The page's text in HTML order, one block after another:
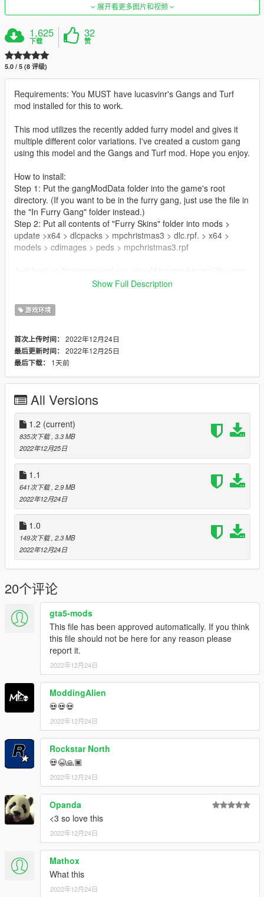
展开看更多图片和视频
1,625
下载
32
赞
5.0 / 5 (8 评级)
Requirements: You MUST have lucasvinr's Gangs and Turf
mod installed for this to work.
This mod utilizes the recently added furry model and gives it
multiple different color variations. I've created a custom gang
using this model and the Gangs and Turf mod. Hope you enjoy.
How to install:
Step 1: Put the gangModData folder into the game's root
directory. (If you want to be in the furry gang, just use the file in
the "In Furry Gang" folder instead.)
Step 2: Put all contents of "Furry Skins" folder into mods >
update >x64 > dlcpacks > mpchristmas3 > dlc.rpf. > x64 >
models > cdimages > peds > mpchristmas3.rpf
either join the furries or go against them, it's up to you to
Update 1.1: Added 6 new color variations
- Purple and Lime
- Pink and Teal
- Beige
- Light Blue
Update 1.2: Added 4 new color variations
- Oeange and Yellow
- Gold
- Green and Red
- Purple and Pink
Show Full Description
游戏环境
首次上传时间： 2022年12月24日
最后更新时间： 2022年12月25日
最后下载：
1天前
All Versions
1.2 (current)
835次下载 , 3.3 MB
2022年12月25日
1.1
641次下载 , 2.9 MB
2022年12月24日
1.0
149次下载 , 2.3 MB
2022年12月24日
20个评论
gta5-mods
This file has been approved automatically. If you think
this file should not be here for any reason please
report it.
2022年12月24日
ModdingAlien
💀💀💀
2022年12月24日
Rockstar North
💀😭🙏🏿
2022年12月24日
Opanda
<3 so love this
2022年12月24日
Mathox
What this
2022年12月24日